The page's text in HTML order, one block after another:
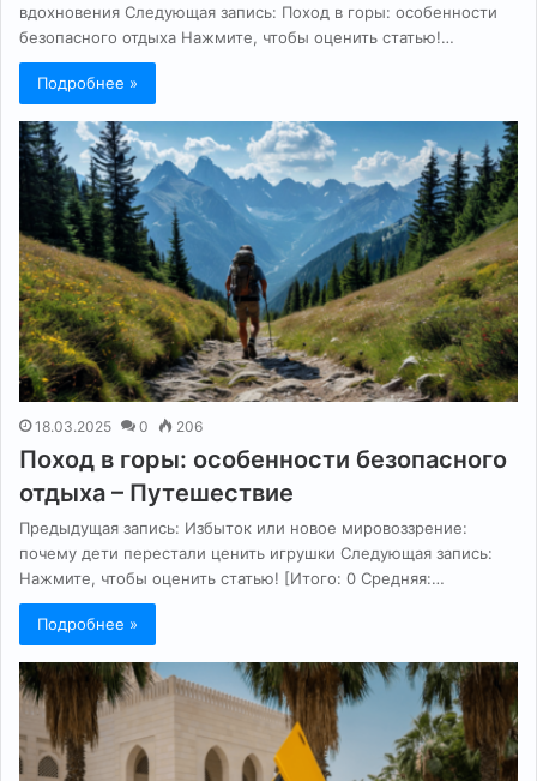
вдохновения Следующая запись: Поход в горы: особенности
безопасного отдыха Нажмите, чтобы оценить статью!…
Подробнее »
18.03.2025 0 206
Поход в горы: особенности безопасного
отдыха – Путешествие
Предыдущая запись: Избыток или новое мировоззрение:
почему дети перестали ценить игрушки Следующая запись:
Нажмите, чтобы оценить статью! [Итого: 0 Средняя:…
Подробнее »